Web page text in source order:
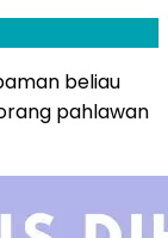
beliau
pahlawan